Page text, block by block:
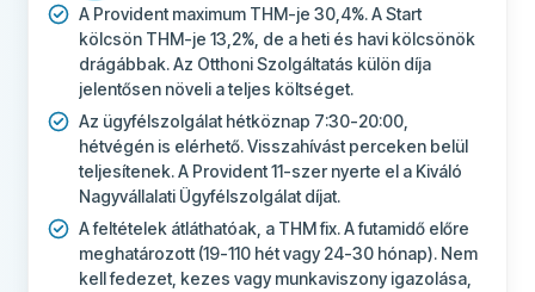
A Provident maximum THM-je 30,4%. A Start
kölcsön THM-je 13,2%, de a heti és havi kölcsönök
drágábbak. Az Otthoni Szolgáltatás külön díja
jelentősen növeli a teljes költséget.
Az ügyfélszolgálat hétköznap 7:30-20:00,
hétvégén is elérhető. Visszahívást perceken belül
teljesítenek. A Provident 11-szer nyerte el a Kiváló
Nagyvállalati Ügyfélszolgálat díjat.
A feltételek átláthatóak, a THM fix. A futamidő előre
meghatározott (19-110 hét vagy 24-30 hónap). Nem
kell fedezet, kezes vagy munkaviszony igazolása,